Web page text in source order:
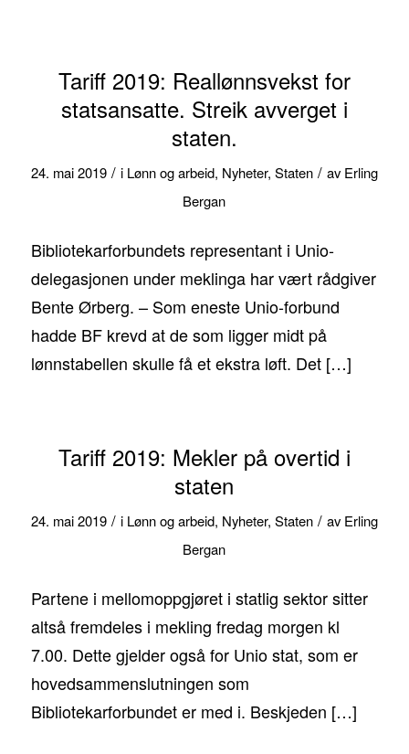
Tariff 2019: Reallønnsvekst for
statsansatte. Streik avverget i
staten.
24. mai 2019 / i Lønn og arbeid, Nyheter, Staten / av Erling
Bergan
Bibliotekarforbundets representant i Unio-
delegasjonen under meklinga har vært rådgiver
Bente Ørberg. – Som eneste Unio-forbund
hadde BF krevd at de som ligger midt på
lønnstabellen skulle få et ekstra løft. Det […]
Tariff 2019: Mekler på overtid i
staten
24. mai 2019 / i Lønn og arbeid, Nyheter, Staten / av Erling
Bergan
Partene i mellomoppgjøret i statlig sektor sitter
altså fremdeles i mekling fredag morgen kl
7.00. Dette gjelder også for Unio stat, som er
hovedsammenslutningen som
Bibliotekarforbundet er med i. Beskjeden […]